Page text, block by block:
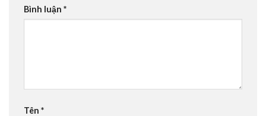
Bình luận *
Tên *